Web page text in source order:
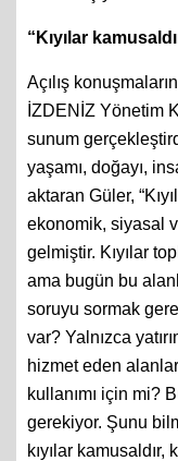
“Kıyılar
Açılış
İZDENİZ Yönetim
sunum
yaşamı, doğayı,
aktaran Güler,
ekonomik, siyasal
gelmiştir. Kıyılar
ama bugün bu
soruyu sormak
var? Yalnızca
hizmet eden
kullanımı için mi?
gerekiyor. Şunu
kıyılar kamusaldır,